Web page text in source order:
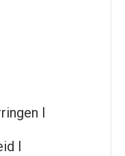
I
I